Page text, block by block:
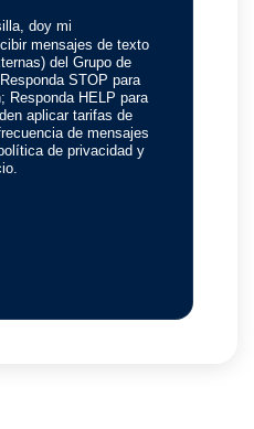
doy mi
mensajes de texto
del Grupo de
STOP para
Responda HELP para
aplicar tarifas de
de mensajes
de privacidad y